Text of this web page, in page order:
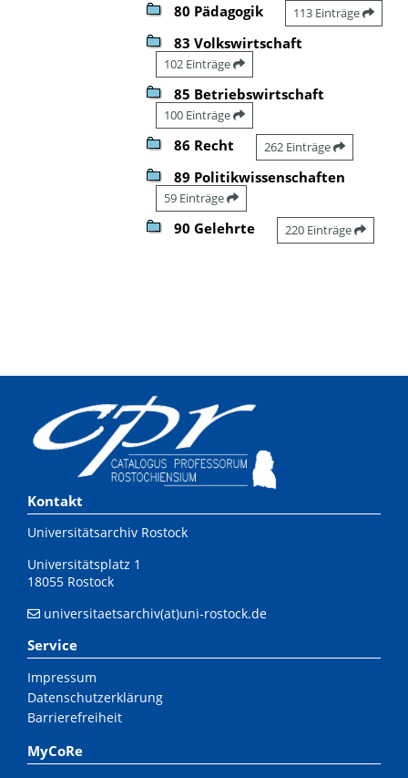
80 Pädagogik 113 Einträge
83 Volkswirtschaft
102 Einträge
85 Betriebswirtschaft
100 Einträge
86 Recht 262 Einträge
89 Politikwissenschaften
59 Einträge
90 Gelehrte 220 Einträge
Kontakt
Universitätsarchiv Rostock
Universitätsplatz 1
18055 Rostock
universitaetsarchiv(at)uni-rostock.de
Service
Impressum
Datenschutzerklärung
Barrierefreiheit
MyCoRe